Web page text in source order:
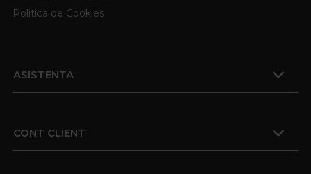
Politica de Cookies
ASISTENTA
CONT CLIENT